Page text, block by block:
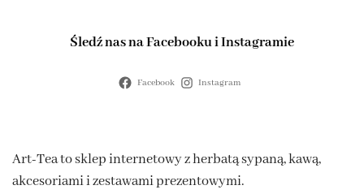
Śledź nas na Facebookui Instagramie
Facebook Instagram
Art-Tea to sklep internetowy z herbatą sypaną, kawą,
akcesoriami i zestawami prezentowymi.